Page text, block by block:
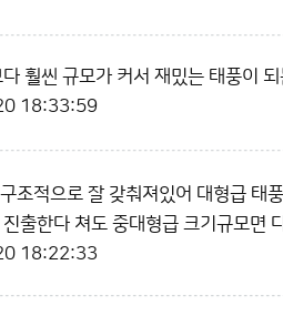
훨씬 규모가 커서 재밌는 태풍이
18:33:59
조적으로 잘 갖춰져있어 대형급 태
출한다 쳐도 중대형급 크기규모면
18:22:33